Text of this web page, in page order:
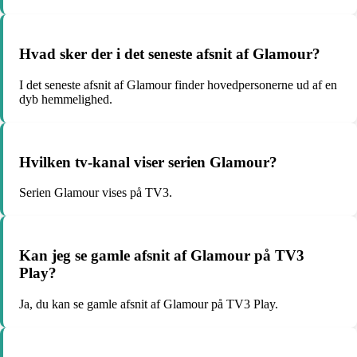
Hvad sker der i det seneste afsnit af Glamour?
I det seneste afsnit af Glamour finder hovedpersonerne ud af en
dyb hemmelighed.
Hvilken tv-kanal viser serien Glamour?
Serien Glamour vises på TV3.
Kan jeg se gamle afsnit af Glamour på TV3
Play?
Ja, du kan se gamle afsnit af Glamour på TV3 Play.